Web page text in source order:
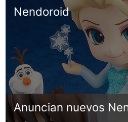
Nendoroid
Anuncian nuevos